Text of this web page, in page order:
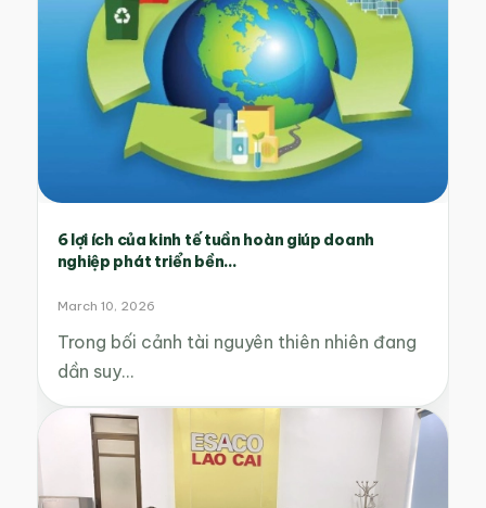
6 lợi ích của kinh tế tuần hoàn giúp doanh
nghiệp phát triển bền...
March 10, 2026
Trong bối cảnh tài nguyên thiên nhiên đang
dần suy…